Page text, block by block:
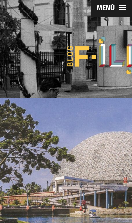
MENÚ
Blog
F-